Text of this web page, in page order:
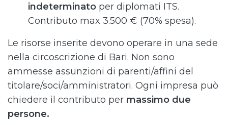
indeterminato per diplomati ITS.
Contributo max 3.500 € (70% spesa).
Le risorse inserite devono operare in una sede
nella circoscrizione di Bari. Non sono
ammesse assunzioni di parenti/affini del
titolare/soci/amministratori. Ogni impresa può
chiedere il contributo per massimo due
persone.